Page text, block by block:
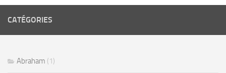
CATÉGORIES
Abraham (1)